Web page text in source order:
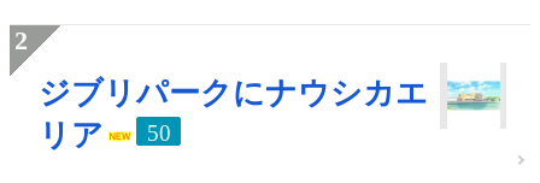
ジブリパークにナウシカエ
リア
50